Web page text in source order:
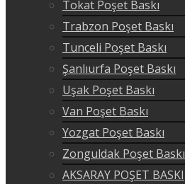
Tokat Poşet Baskı
Trabzon Poşet Baskı
Tunceli Poşet Baskı
Şanlıurfa Poşet Baskı
Uşak Poşet Baskı
Van Poşet Baskı
Yozgat Poşet Baskı
Zonguldak Poşet Baskı
AKSARAY POŞET BASKI